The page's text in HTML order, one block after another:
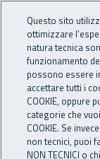
INAIL
Navigazione
Home Inail
Questo sito
ottimizzare
natura tecnica
funzionamento
possono essere
accettare tutti i
COOKIE, oppure
categorie che
COOKIE. Se
non tecnici, puoi
NON TECNICI o